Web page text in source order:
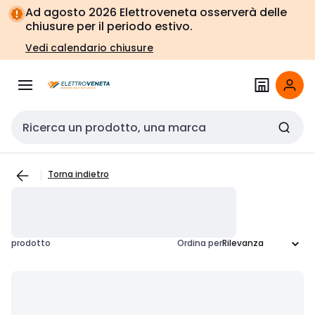
Vai alla
navigazione
Vai
alla
pagina
Ad agosto 2026 Elettroveneta osserverà delle
chiusure per il periodo estivo.
Vedi calendario chiusure
Cerca input
Torna indietro
prodotto Ordina per